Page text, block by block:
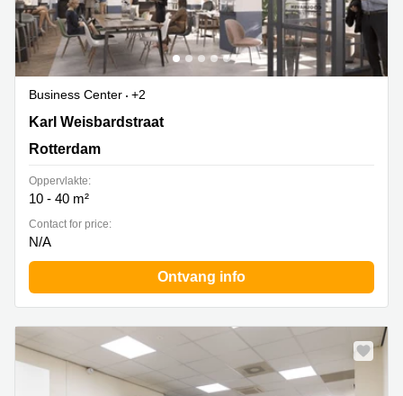
Business Center
+2
Karl Weisbardstraat 181, Rotterdam
Karl Weisbardstraat
Rotterdam
Oppervlakte:
10 - 40 m²
Contact for price:
N/A
Ontvang info